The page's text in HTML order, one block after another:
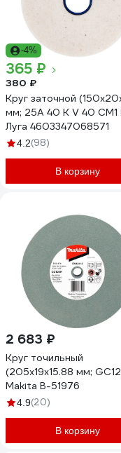
-4%
365 ₽
380 ₽
Круг заточной
мм; 25А 40 K V 40 СМ1
Луга 4603347068571
4.2(98)
В корзину
2 683 ₽
Круг точильный
(205x19x15.88 мм;
Makita B-51976
4.9(20)
В корзину